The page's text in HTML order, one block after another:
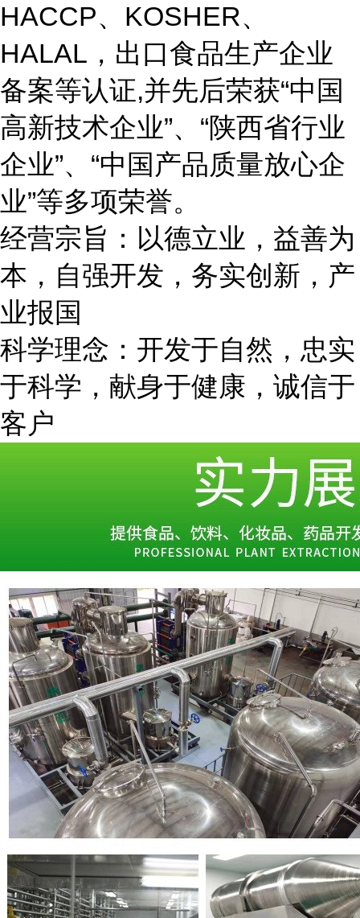
HACCP、KOSHER、
HALAL，出口食品生产企业
备案等认证,并先后荣获“中国
高新技术企业”、“陕西省行业
企业”、“中国产品质量放心企
业”等多项荣誉。
经营宗旨：以德立业，益善为
本，自强开发，务实创新，产
业报国
科学理念：开发于自然，忠实
于科学，献身于健康，诚信于
客户